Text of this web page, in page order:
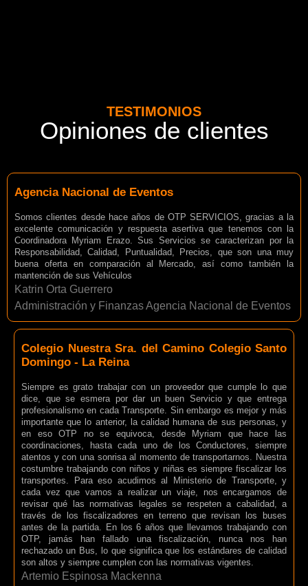
TESTIMONIOS
Opiniones de clientes
Agencia Nacional de Eventos
Somos clientes desde hace años de OTP SERVICIOS, gracias a la
excelente comunicación y respuesta asertiva que tenemos con la
Coordinadora Myriam Erazo. Sus Servicios se caracterizan por la
Responsabilidad, Calidad, Puntualidad, Precios, que son una muy
buena oferta en comparación al Mercado, así como también la
mantención de sus Vehículos
Katrin Orta Guerrero
Administración y Finanzas Agencia Nacional de Eventos
Colegio Nuestra Sra. del Camino Colegio Santo
Domingo - La Reina
Siempre es grato trabajar con un proveedor que cumple lo que
dice, que se esmera por dar un buen Servicio y que entrega
profesionalismo en cada Transporte. Sin embargo es mejor y más
importante que lo anterior, la calidad humana de sus personas, y
en eso OTP no se equivoca, desde Myriam que hace las
coordinaciones, hasta cada uno de los Conductores, siempre
atentos y con una sonrisa al momento de transportarnos. Nuestra
costumbre trabajando con niños y niñas es siempre fiscalizar los
transportes. Para eso acudimos al Ministerio de Transporte, y
cada vez que vamos a realizar un viaje, nos encargamos de
revisar qué las normativas legales se respeten a cabalidad, a
través de los fiscalizadores en terreno que revisan los buses
antes de la partida. En los 6 años que llevamos trabajando con
OTP, jamás han fallado una fiscalización, nunca nos han
rechazado un Bus, lo que significa que los estándares de calidad
son altos y siempre cumplen con las normativas vigentes.
Artemio Espinosa Mackenna